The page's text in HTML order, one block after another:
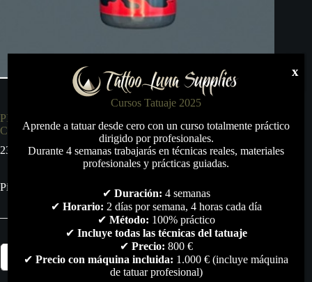
PIGMENTO ARTÍSTICO OBSCURE GREY – VICE
COLORS 50 ML.
23,00 €
Pigmento Artístico Obscure Grey – Vice Colors 50 ml.
PIGMENTO
ARTÍSTICO
OBSCURE
Añadir al carrito
Cursos Tatuaje 2025
Aprende a tatuar desde cero con un curso totalmente práctico
dirigido por profesionales.
Durante 4 semanas trabajarás en técnicas reales, materiales
profesionales y prácticas guiadas.
✔ Duración: 4 semanas
✔ Horario: 2 días por semana, 4 horas cada día
✔ Método: 100% práctico
✔ Incluye todas las técnicas del tatuaje
✔ Precio: 800 €
✔ Precio con máquina incluida: 1.000 € (incluye máquina
de tatuar profesional)
x